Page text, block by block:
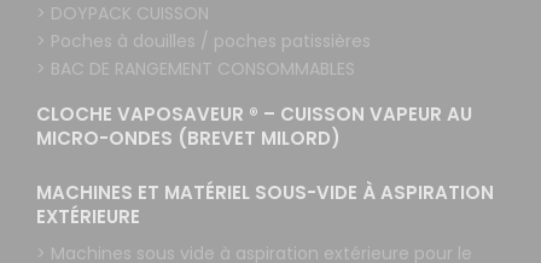
> DOYPACK CUISSON
> Poches à douilles / poches patissières
> BAC DE RANGEMENT CONSOMMABLES
CLOCHE VAPOSAVEUR ® – CUISSON VAPEUR AU
MICRO-ONDES (BREVET MILORD)
MACHINES ET MATÉRIEL SOUS-VIDE À ASPIRATION
EXTÉRIEURE
> Machines sous vide à aspiration extérieure pour le